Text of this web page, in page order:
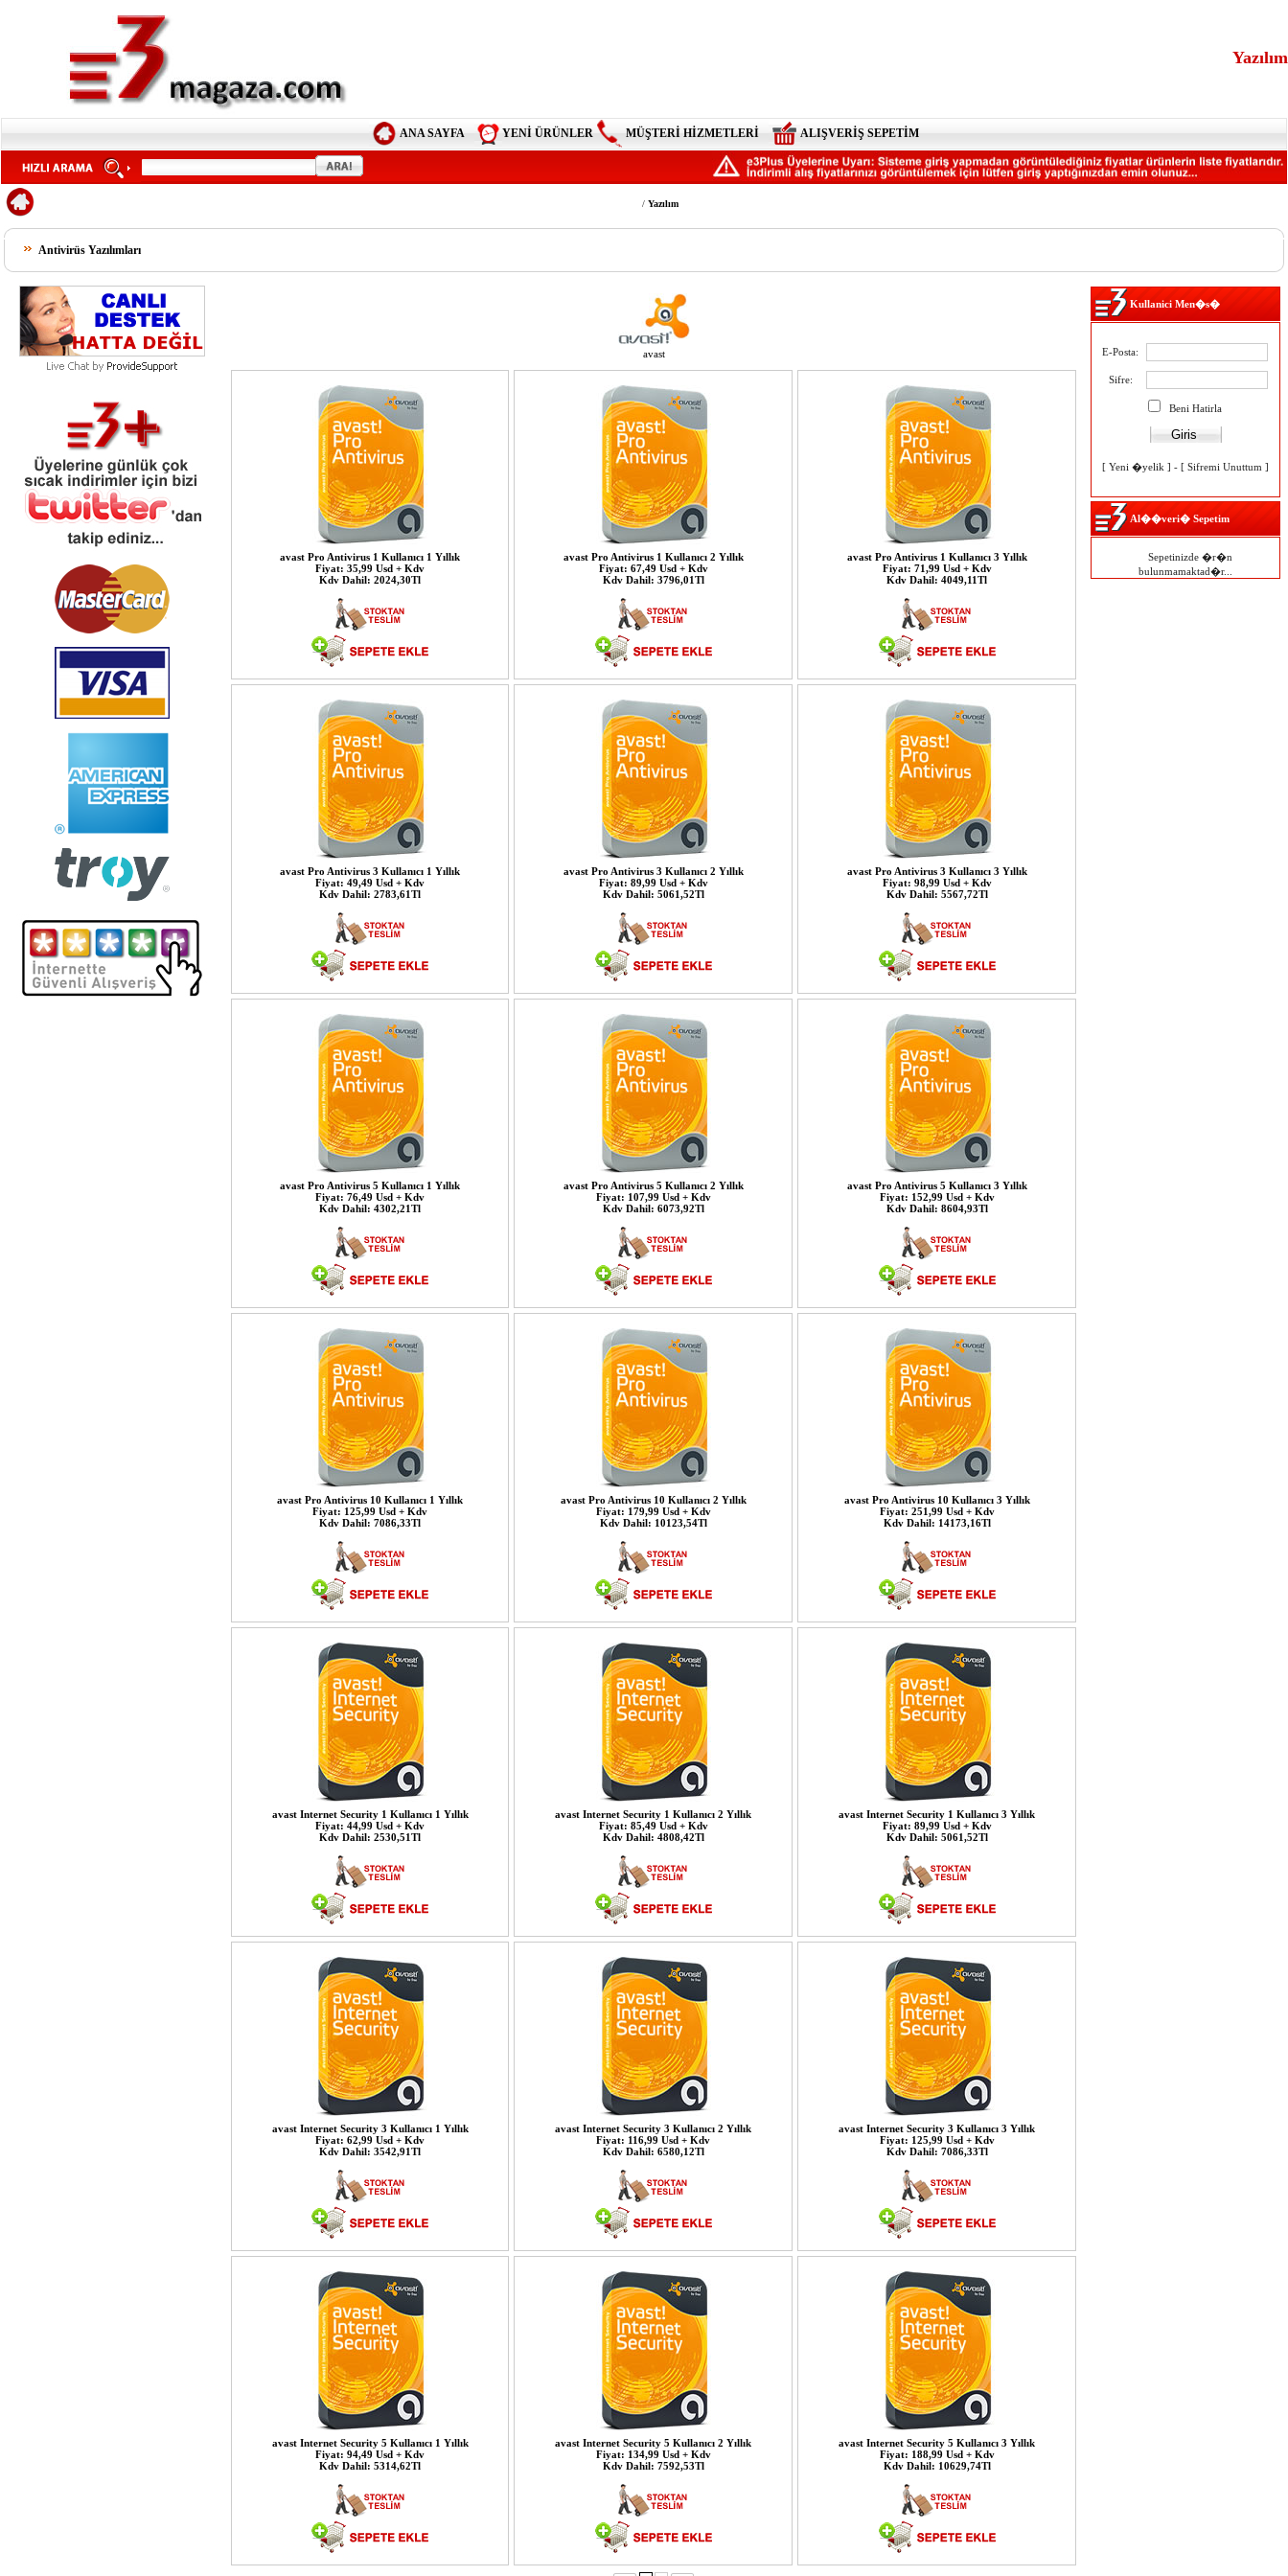
Yazılım
ANA SAYFA YENİ ÜRÜNLER MÜŞTERİ HİZMETLERİ ALIŞVERİŞ SEPETİM
/ Yazılım
Antivirüs Yazılımları
avast
avast Pro Antivirus 1 Kullanıcı 1 Yıllık
Fiyat: 35,99 Usd + Kdv
Kdv Dahil: 2024,30Tl
avast Pro Antivirus 1 Kullanıcı 2 Yıllık
Fiyat: 67,49 Usd + Kdv
Kdv Dahil: 3796,01Tl
avast Pro Antivirus 1 Kullanıcı 3 Yıllık
Fiyat: 71,99 Usd + Kdv
Kdv Dahil: 4049,11Tl
avast Pro Antivirus 3 Kullanıcı 1 Yıllık
Fiyat: 49,49 Usd + Kdv
Kdv Dahil: 2783,61Tl
avast Pro Antivirus 3 Kullanıcı 2 Yıllık
Fiyat: 89,99 Usd + Kdv
Kdv Dahil: 5061,52Tl
avast Pro Antivirus 3 Kullanıcı 3 Yıllık
Fiyat: 98,99 Usd + Kdv
Kdv Dahil: 5567,72Tl
avast Pro Antivirus 5 Kullanıcı 1 Yıllık
Fiyat: 76,49 Usd + Kdv
Kdv Dahil: 4302,21Tl
avast Pro Antivirus 5 Kullanıcı 2 Yıllık
Fiyat: 107,99 Usd + Kdv
Kdv Dahil: 6073,92Tl
avast Pro Antivirus 5 Kullanıcı 3 Yıllık
Fiyat: 152,99 Usd + Kdv
Kdv Dahil: 8604,93Tl
avast Pro Antivirus 10 Kullanıcı 1 Yıllık
Fiyat: 125,99 Usd + Kdv
Kdv Dahil: 7086,33Tl
avast Pro Antivirus 10 Kullanıcı 2 Yıllık
Fiyat: 179,99 Usd + Kdv
Kdv Dahil: 10123,54Tl
avast Pro Antivirus 10 Kullanıcı 3 Yıllık
Fiyat: 251,99 Usd + Kdv
Kdv Dahil: 14173,16Tl
avast Internet Security 1 Kullanıcı 1 Yıllık
Fiyat: 44,99 Usd + Kdv
Kdv Dahil: 2530,51Tl
avast Internet Security 1 Kullanıcı 2 Yıllık
Fiyat: 85,49 Usd + Kdv
Kdv Dahil: 4808,42Tl
avast Internet Security 1 Kullanıcı 3 Yıllık
Fiyat: 89,99 Usd + Kdv
Kdv Dahil: 5061,52Tl
avast Internet Security 3 Kullanıcı 1 Yıllık
Fiyat: 62,99 Usd + Kdv
Kdv Dahil: 3542,91Tl
avast Internet Security 3 Kullanıcı 2 Yıllık
Fiyat: 116,99 Usd + Kdv
Kdv Dahil: 6580,12Tl
avast Internet Security 3 Kullanıcı 3 Yıllık
Fiyat: 125,99 Usd + Kdv
Kdv Dahil: 7086,33Tl
avast Internet Security 5 Kullanıcı 1 Yıllık
Fiyat: 94,49 Usd + Kdv
Kdv Dahil: 5314,62Tl
avast Internet Security 5 Kullanıcı 2 Yıllık
Fiyat: 134,99 Usd + Kdv
Kdv Dahil: 7592,53Tl
avast Internet Security 5 Kullanıcı 3 Yıllık
Fiyat: 188,99 Usd + Kdv
Kdv Dahil: 10629,74Tl
Kullanici Men�s�
E-Posta:
Sifre:
Beni Hatirla
[ Yeni �yelik ] - [ Sifremi Unuttum ]
Al��veri� Sepetim
Sepetinizde �r�n
bulunmamaktad�r...